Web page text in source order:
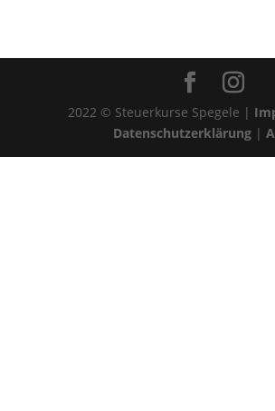
2022 © Steuerkurse Spegele |
Datenschutzerklärung|